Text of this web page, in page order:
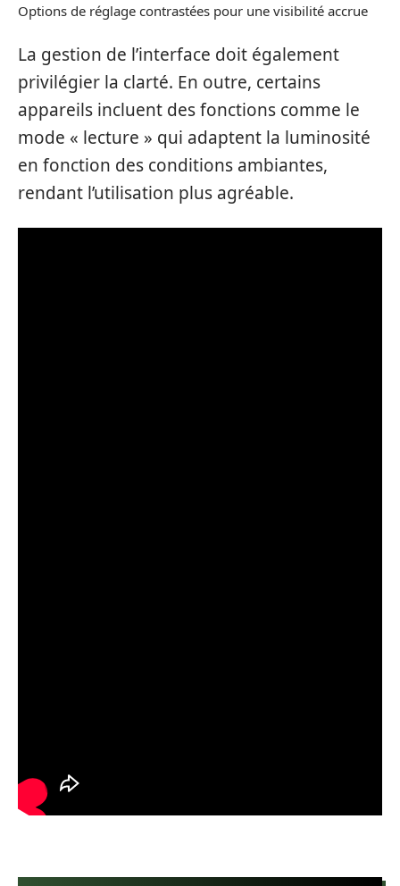
Options de réglage contrastées pour une visibilité accrue
La gestion de l’interface doit également
privilégier la clarté. En outre, certains
appareils incluent des fonctions comme le
mode « lecture » qui adaptent la luminosité
en fonction des conditions ambiantes,
rendant l’utilisation plus agréable.